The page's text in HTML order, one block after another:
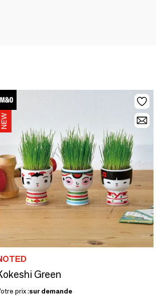
Green
prix :sur demande